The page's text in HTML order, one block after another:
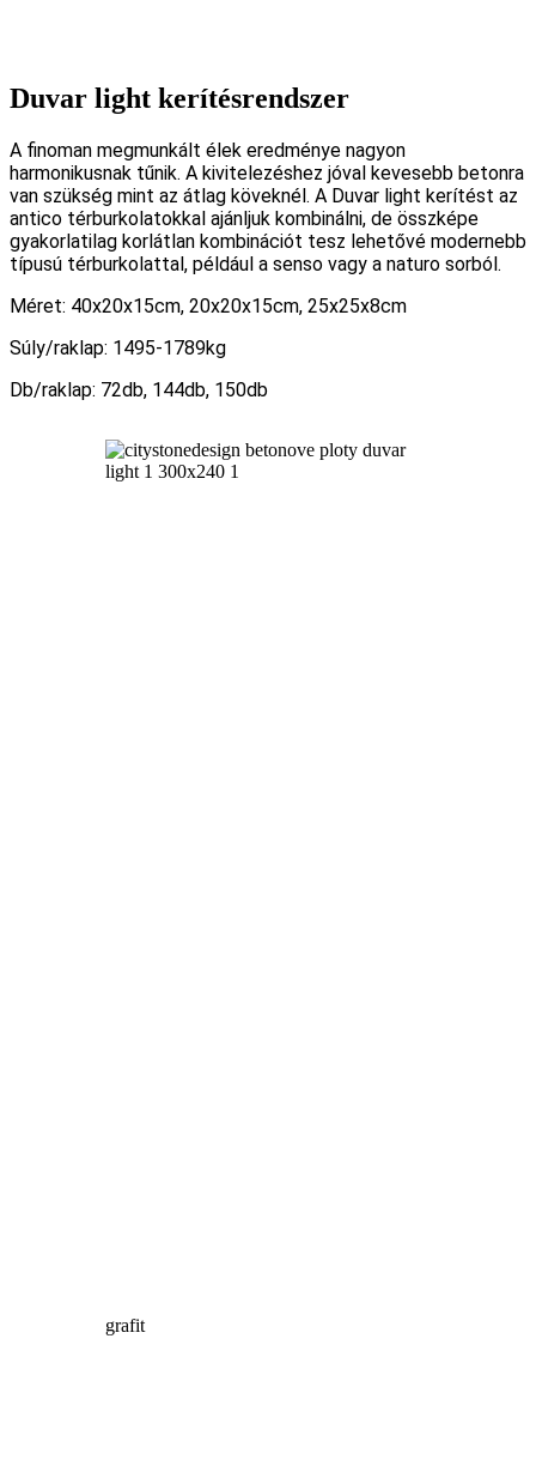
Duvar light kerítésrendszer
A finoman megmunkált élek eredménye nagyon
harmonikusnak tűnik. A kivitelezéshez jóval kevesebb betonra
van szükség mint az átlag köveknél. A Duvar light kerítést az
antico térburkolatokkal ajánljuk kombinálni, de összképe
gyakorlatilag korlátlan kombinációt tesz lehetővé modernebb
típusú térburkolattal, például a senso vagy a naturo sorból.
Méret: 40x20x15cm, 20x20x15cm, 25x25x8cm
Súly/raklap: 1495-1789kg
Db/raklap: 72db, 144db, 150db
grafit